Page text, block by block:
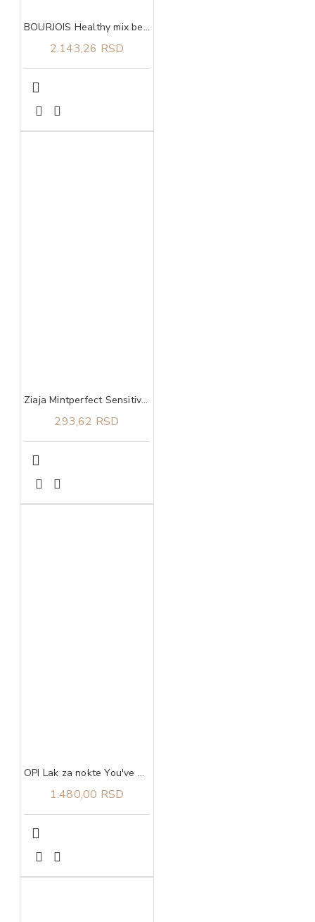
BOURJOIS Healthy mix beautifier 1
2.143,26 RSD
Ziaja Mintperfect Sensitive pasta za zube protiv karijesa 75 ml
293,62 RSD
OPI Lak za nokte You've Got Nata On Me
1.480,00 RSD